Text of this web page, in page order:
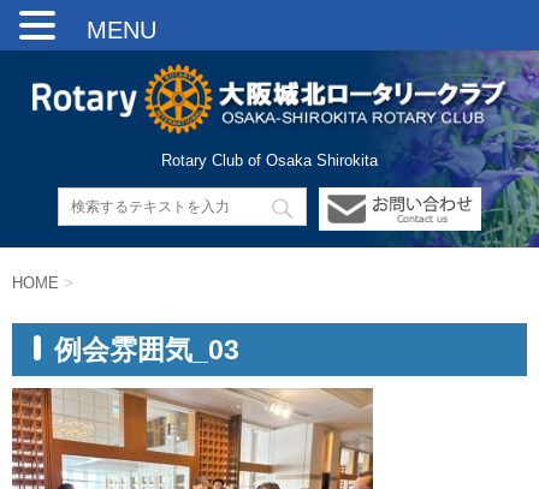
Rotary Club of Osaka Shirokita
HOME >
例会雰囲気_03
MENU